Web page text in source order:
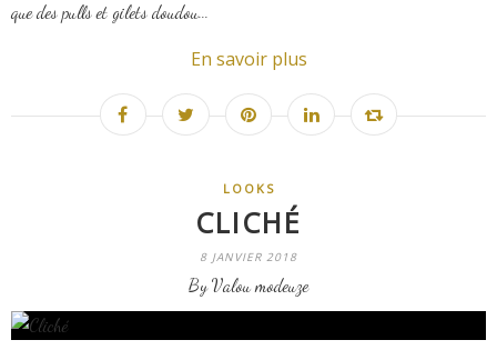
que des pulls et gilets doudou...
En savoir plus
LOOKS
CLICHÉ
8 JANVIER 2018
By Valou modeuze